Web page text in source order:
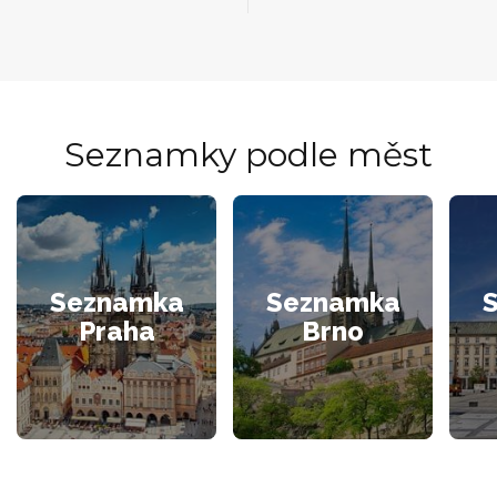
Seznamky podle měst
Seznamka
Praha
Seznamka
Brno